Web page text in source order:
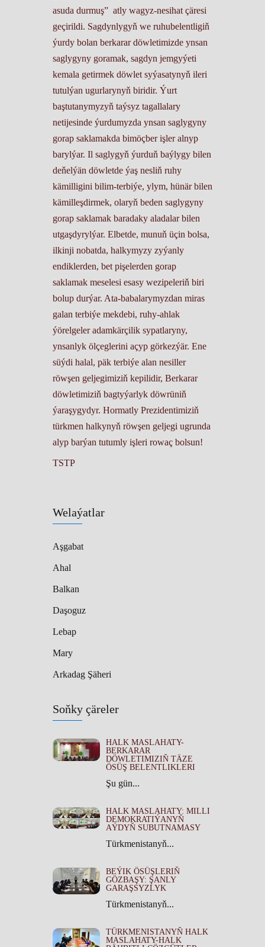
Welaýatlar
Aşgabat
Ahal
Balkan
Daşoguz
Lebap
Mary
Arkadag Şäheri
Soňky çäreler
HALK MASLAHATY-
BERKARAR
DÖWLETIMIZIŇ TÄZE
ÖSÜŞ BELENTLIKLERI
Şu gün...
HALK MASLAHATY: MILLI
DEMOKRATIÝANYŇ
AÝDYŇ SUBUTNAMASY
Türkmenistanyň...
BEÝIK ÖSÜŞLERIŇ
GÖZBAŞY: ŞANLY
GARAŞSYZLYK
Türkmenistanyň...
TÜRKMENISTANYŇ HALK
MASLAHATY-HALK
asuda durmuş” atly wagyz-nesihat çäresi
geçirildi. Sagdynlygyň we ruhubelentligiň
ýurdy bolan berkarar döwletimizde ynsan
saglygyny goramak, sagdyn jemgyýeti
kemala getirmek döwlet syýasatynyň ileri
tutulýan ugurlarynyň biridir. Ýurt
baştutanymyzyň taýsyz tagallalary
netijesinde ýurdumyzda ynsan saglygyny
gorap saklamakda bimöçber işler alnyp
barylýar. Il saglygyň ýurduň baýlygy bilen
deňelýän döwletde ýaş nesliň ruhy
kämilligini bilim-terbiýe, ylym, hünär bilen
kämilleşdirmek, olaryň beden saglygyny
gorap saklamak baradaky aladalar bilen
utgaşdyrylýar. Elbetde, munuň üçin bolsa,
ilkinji nobatda, halkymyzy zyýanly
endiklerden, bet pişelerden gorap
saklamak meselesi esasy wezipeleriň biri
bolup durýar. Ata-babalarymyzdan miras
galan terbiýe mekdebi, ruhy-ahlak
ýörelgeler adamkärçilik sypatlaryny,
ynsanlyk ölçeglerini açyp görkezýär. Ene
süýdi halal, päk terbiýe alan nesiller
röwşen geljegimiziň kepilidir, Berkarar
döwletimiziň bagtyýarlyk döwrüniň
ýaraşygydyr. Hormatly Prezidentimiziň
türkmen halkynyň röwşen geljegi ugrunda
alyp barýan tutumly işleri rowaç bolsun!
TSTP